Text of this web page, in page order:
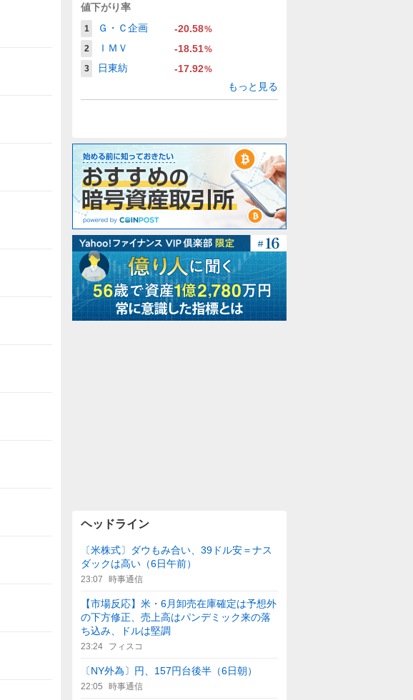
値下がり率
1 Ｇ・Ｃ企画 -20.58%
2
ＩＭＶ -18.51%
3
日東紡 -17.92%
もっと見る
ヘッドライン
〔米株式〕ダウもみ合い、39ドル安＝ナス
ダックは高い（6日午前）
23:07 時事通信
【市場反応】米・6月卸売在庫確定は予想外
の下方修正、売上高はパンデミック来の落
ち込み、ドルは堅調
23:24 フィスコ
〔NY外為〕円、157円台後半（6日朝）
22:05 時事通信